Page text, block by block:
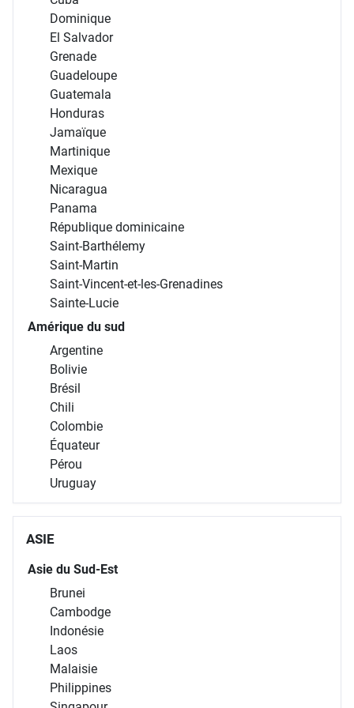
El Salvador
Grenade
Guadeloupe
Guatemala
Honduras
Jamaïque
Martinique
Mexique
Nicaragua
Panama
République dominicaine
Saint-Barthélemy
Saint-Martin
Saint-Vincent-et-les-Grenadines
Sainte-Lucie
Amérique du sud
Argentine
Bolivie
Brésil
Chili
Colombie
Équateur
Pérou
Uruguay
ASIE
Asie du Sud-Est
Brunei
Cambodge
Indonésie
Laos
Malaisie
Philippines
Singapour
Thaïlande